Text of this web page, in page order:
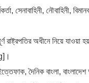
সেনাবাহিনী, নৌবাহিনী,
রাষ্ট্রপতির অধীনে নিয়ে
দৈনিক বাংলা,